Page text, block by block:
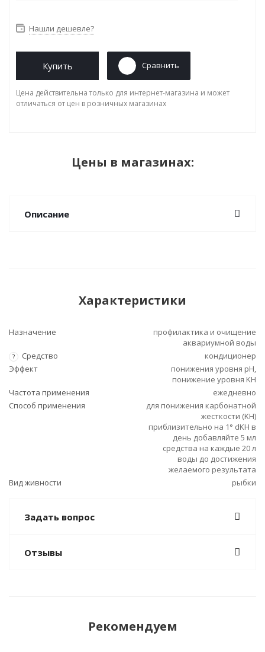
Нашли дешевле?
Купить Сравнить
Цена действительна только для интернет-магазина и может
отличаться от цен в розничных магазинах
Цены в магазинах:
Описание
Характеристики
Назначение
профилактика и очищение
аквариумной воды
? Средство
кондиционер
Эффект
понижения уровня pH,
понижение уровня KH
Частота применения
ежедневно
Способ применения
для понижения карбонатной
жесткости (KH)
приблизительно на 1° dKH в
день добавляйте 5 мл
средства на каждые 20 л
воды до достижения
желаемого результата
Вид живности
рыбки
Задать вопрос
Отзывы
Рекомендуем